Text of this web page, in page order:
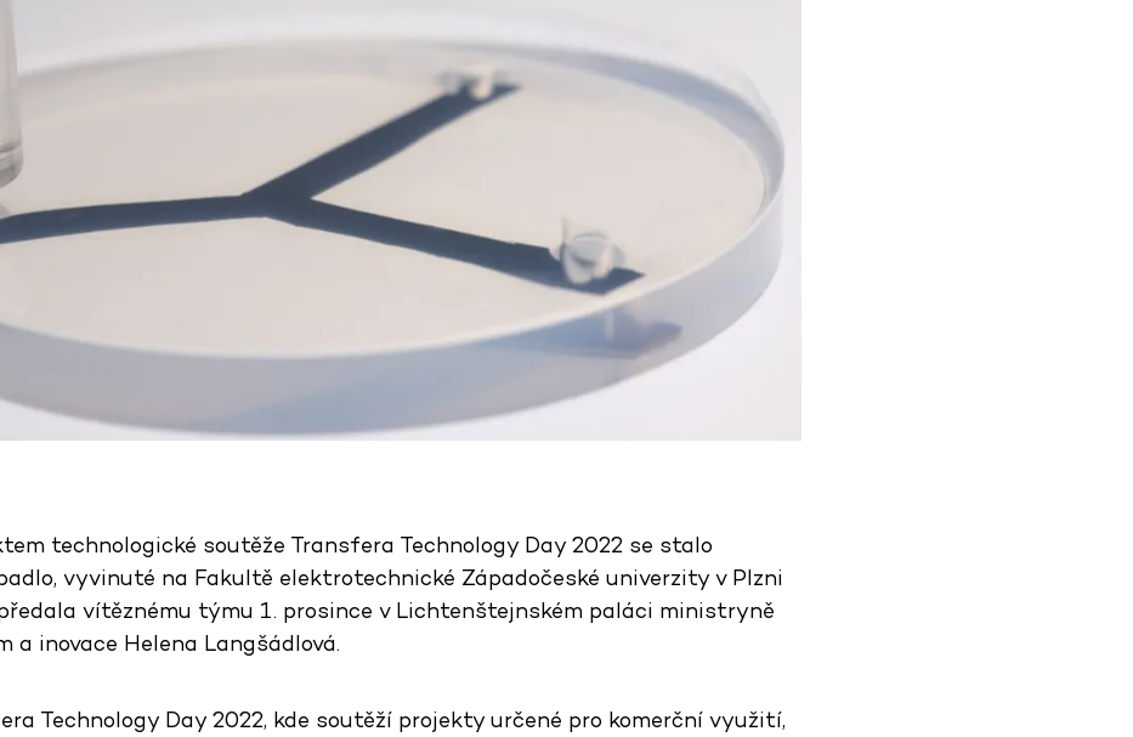
technologické soutěže Transfera Technology Day 2022 se stalo
vyvinuté na Fakultě elektrotechnické Západočeské univerzity v Plzni
vítěznému týmu 1. prosince v Lichtenštejnském paláci ministryně
a inovace Helena Langšádlová.
Technology Day 2022, kde soutěží projekty určené pro komerční využití,